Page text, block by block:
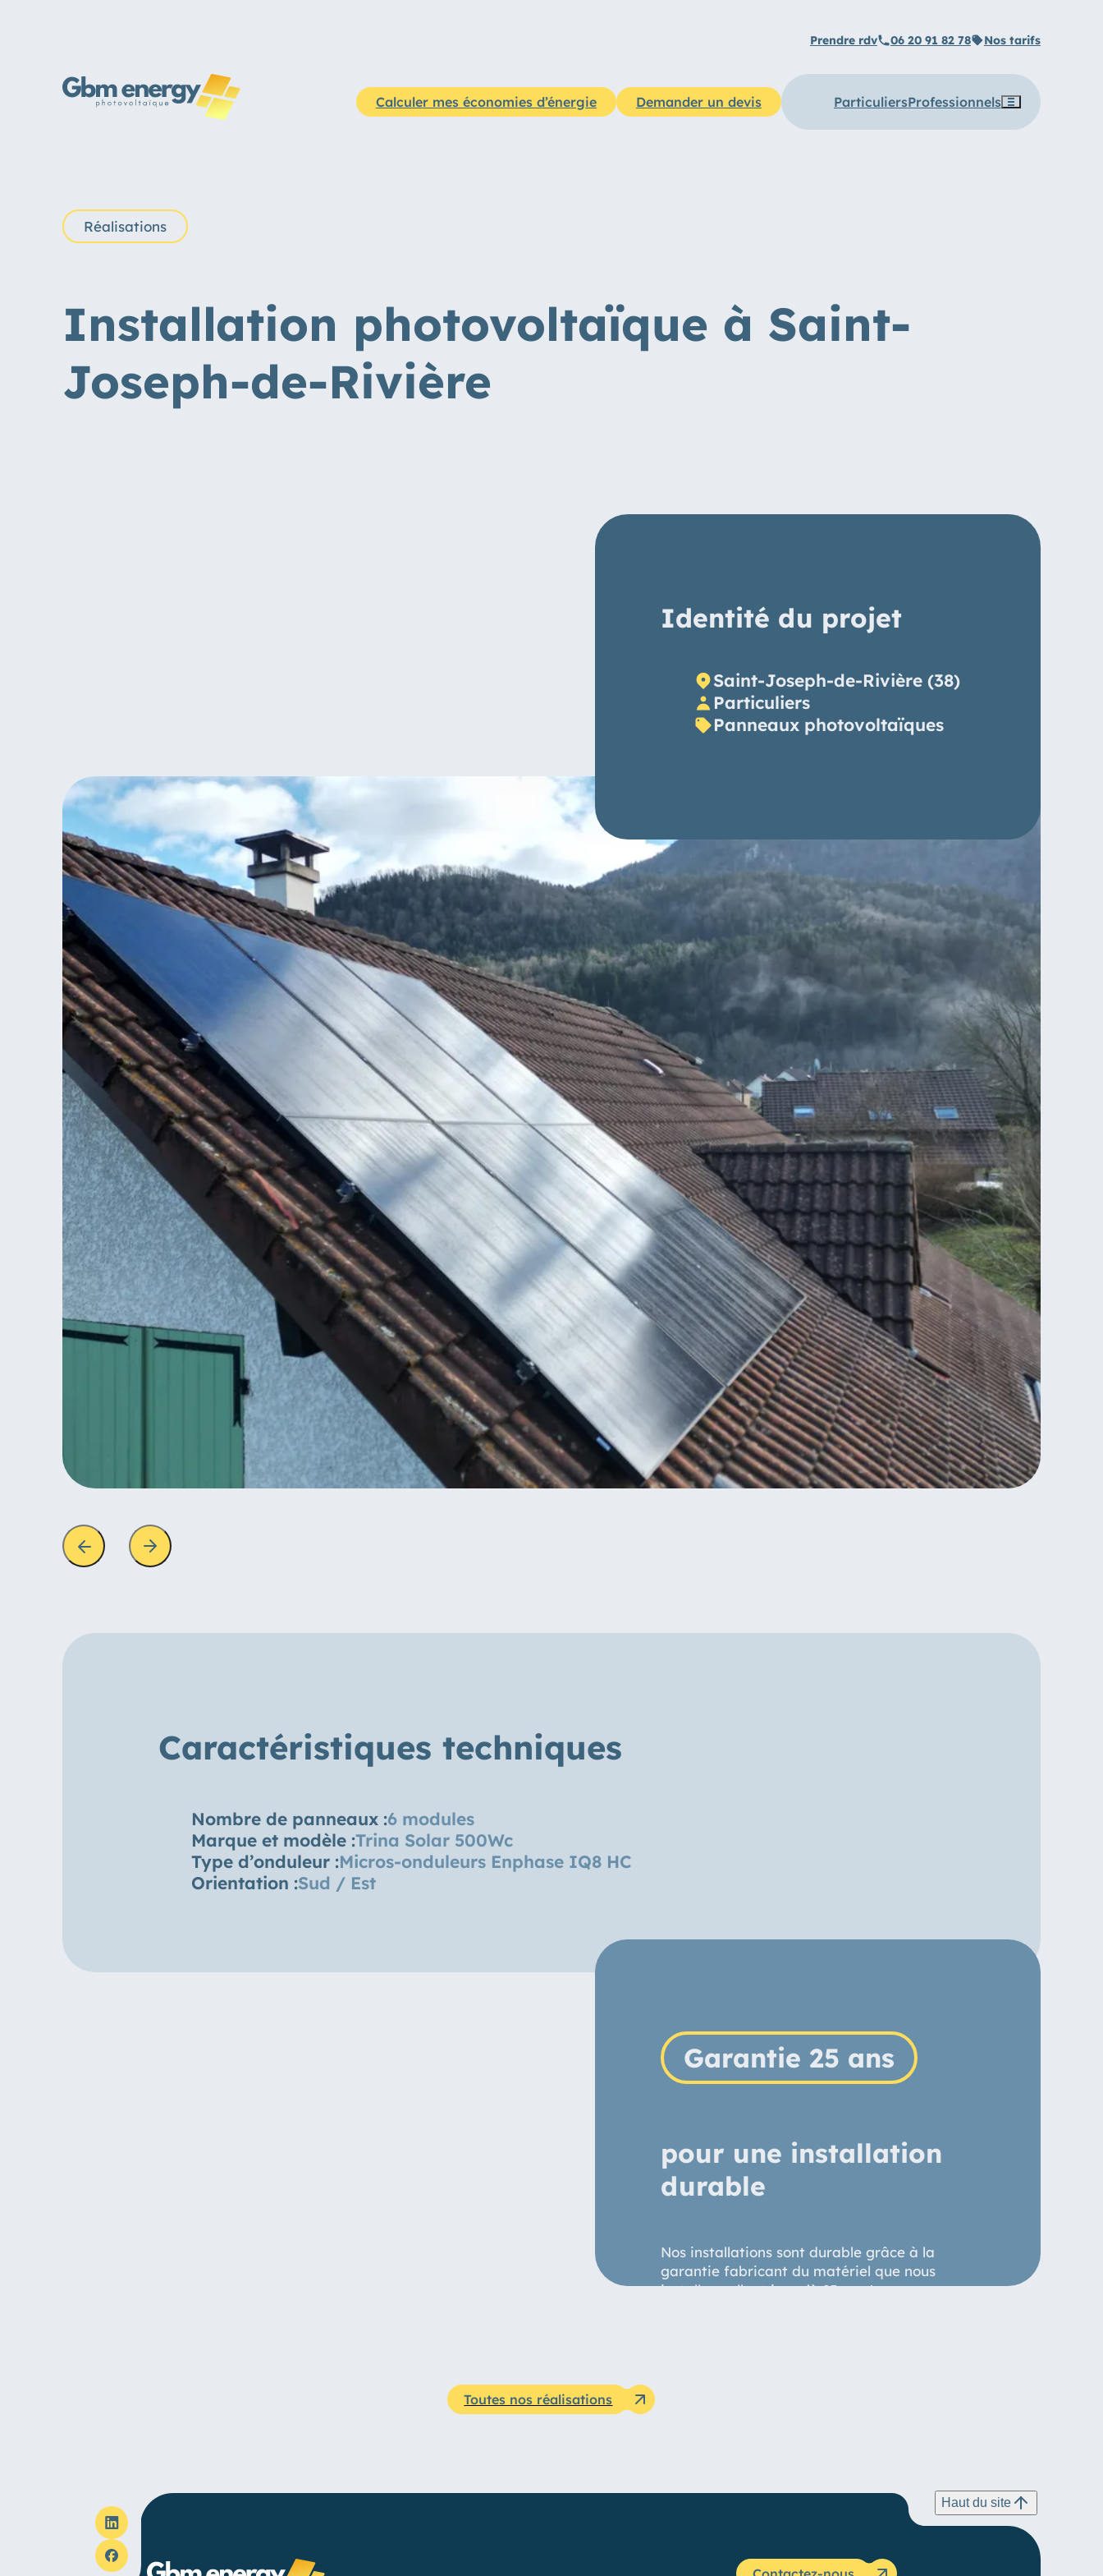
Prendre rdv 06 20 91 82 78 Nos tarifs
Calculer mes économies d’énergie Demander un devis ParticuliersProfessionnelsToggle
navigation
Réalisations
Installation photovoltaïque à Saint-
Joseph-de-Rivière
Identité du projet
Saint-Joseph-de-Rivière (38)
Particuliers
Panneaux photovoltaïques
Caractéristiques techniques
Nombre de panneaux :6 modules
Marque et modèle :Trina Solar 500Wc
Type d’onduleur :Micros-onduleurs Enphase IQ8 HC
Orientation :Sud / Est
Garantie 25 ans
pour une installation
durable
Nos installations sont durable grâce à la
garantie fabricant du matériel que nous
installons allant jusqu’à 25 ans !
Toutes nos réalisations
Haut du site